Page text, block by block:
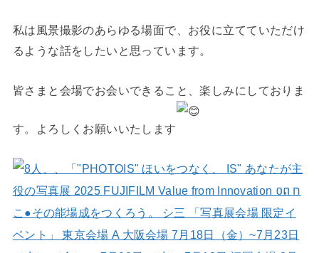
私は風景撮影のあらゆる場面で、お役に立てていただけ
るような話をしたいと思っています。
皆さまと会場でお会いできること、楽しみにしておりま
す。よろしくお願いいたします